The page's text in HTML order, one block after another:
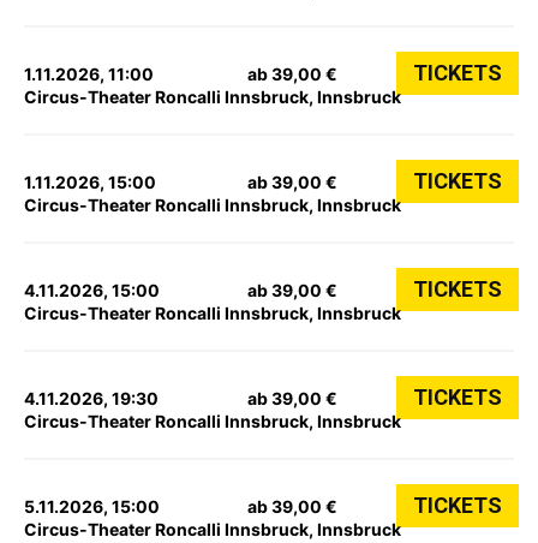
1.11.2026, 11:00
Circus-Theater Roncalli Innsbruck, Innsbruck
ab 39,00 € TICKETS
1.11.2026, 15:00
Circus-Theater Roncalli Innsbruck, Innsbruck
ab 39,00 € TICKETS
4.11.2026, 15:00
Circus-Theater Roncalli Innsbruck, Innsbruck
ab 39,00 € TICKETS
4.11.2026, 19:30
Circus-Theater Roncalli Innsbruck, Innsbruck
ab 39,00 € TICKETS
5.11.2026, 15:00
Circus-Theater Roncalli Innsbruck, Innsbruck
ab 39,00 € TICKETS